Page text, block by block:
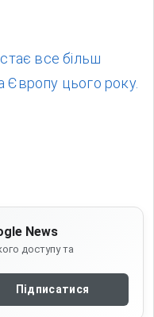
все більш
цього року.
News
доступу та
Підписатися